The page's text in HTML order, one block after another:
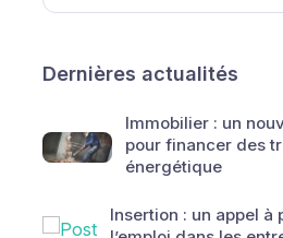
Dernières actualités
Immobilier : un
pour financer des
énergétique
Insertion : un appel à